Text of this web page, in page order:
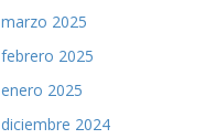
marzo 2025
febrero 2025
enero 2025
diciembre 2024